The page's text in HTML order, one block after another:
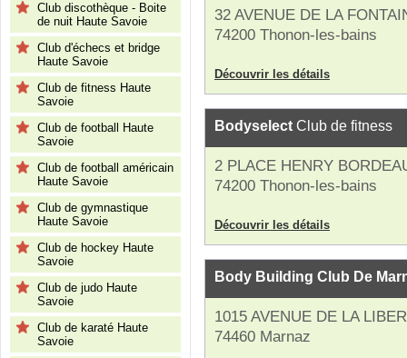
Club discothèque - Boite
de nuit Haute Savoie
Club d'échecs et bridge
Haute Savoie
Club de fitness Haute
Savoie
Club de football Haute
Savoie
Club de football américain
Haute Savoie
Club de gymnastique
Haute Savoie
Club de hockey Haute
Savoie
Club de judo Haute
Savoie
Club de karaté Haute
Savoie
32 AVENUE DE LA
74200 Thonon-les-bains
Découvrir les détails
Bodyselect Club de fitness
2 PLACE HENRY
74200 Thonon-les-bains
Découvrir les détails
Body Building Club De
1015 AVENUE DE LA
74460 Marnaz